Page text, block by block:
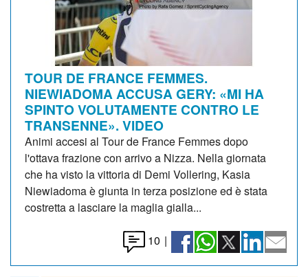
TOUR DE FRANCE FEMMES.
NIEWIADOMA ACCUSA GERY: «MI HA
SPINTO VOLUTAMENTE CONTRO LE
TRANSENNE». VIDEO
Animi accesi al Tour de France Femmes dopo
l'ottava frazione con arrivo a Nizza. Nella giornata
che ha visto la vittoria di Demi Vollering, Kasia
Niewiadoma è giunta in terza posizione ed è stata
costretta a lasciare la maglia gialla...
10 |